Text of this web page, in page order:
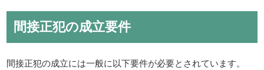
間接正犯の成立要件
間接正犯の成立には一般に以下要件が必要とされています。